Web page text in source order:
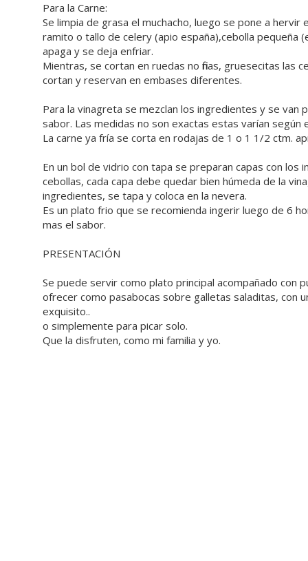
Para la Carne:
Se limpia de grasa el muchacho, luego se pone a hervir
ramito o tallo de celery (apio españa),cebolla pequeña
apaga y se deja enfriar.
Mientras, se cortan en ruedas no finas, gruesecitas las
cortan y reservan en embases diferentes.
Para la vinagreta se mezclan los ingredientes y se
sabor. Las medidas no son exactas estas varían según
La carne ya fría se corta en rodajas de 1 o 1 1/2 ctm.
En un bol de vidrio con tapa se preparan capas con
cebollas, cada capa debe quedar bien húmeda de la
ingredientes, se tapa y coloca en la nevera.
Es un plato frio que se recomienda ingerir luego de 6
mas el sabor.
PRESENTACIÓN
Se puede servir como plato principal acompañado con
ofrecer como pasabocas sobre galletas saladitas, con
exquisito..
o simplemente para picar solo.
Que la disfruten, como mi familia y yo.